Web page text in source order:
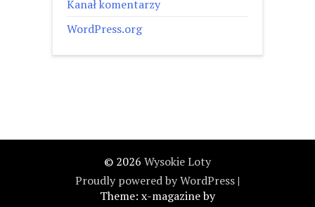
Kanał komentarzy
WordPress.org
© 2026 Wysokie Loty
Proudly powered by WordPress |
Theme: x-magazine by